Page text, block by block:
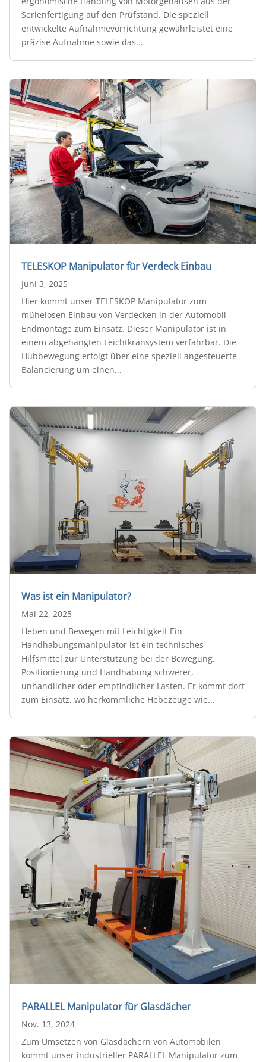
Serienfertigung auf den Prüfstand. Die speziell
entwickelte Aufnahmevorrichtung gewährleistet eine
präzise Aufnahme sowie das...
TELESKOP Manipulator für Verdeck Einbau
Juni 3, 2025
Hier kommt unser TELESKOP Manipulator zum
mühelosen Einbau von Verdecken in der Automobil
Endmontage zum Einsatz. Dieser Manipulator ist in
einem abgehängten Leichtkransystem verfahrbar. Die
Hubbewegung erfolgt über eine speziell angesteuerte
Balancierung um einen...
Was ist ein Manipulator?
Mai 22, 2025
Heben und Bewegen mit Leichtigkeit Ein
Handhabungsmanipulator ist ein technisches
Hilfsmittel zur Unterstützung bei der Bewegung,
Positionierung und Handhabung schwerer,
unhandlicher oder empfindlicher Lasten. Er kommt dort
zum Einsatz, wo herkömmliche Hebezeuge wie...
PARALLEL Manipulator für Glasdächer
Nov. 13, 2024
Zum Umsetzen von Glasdächern von Automobilen
kommt unser industrieller PARALLEL Manipulator zum